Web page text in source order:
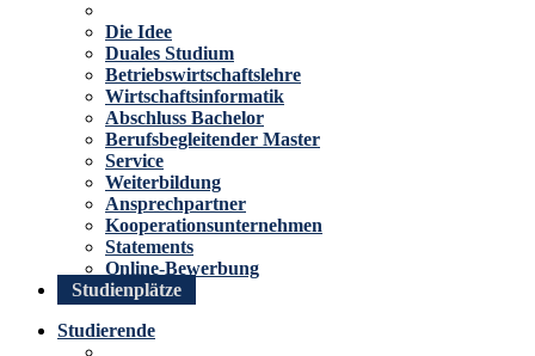
Die Idee
Duales Studium
Betriebswirtschaftslehre
Wirtschaftsinformatik
Abschluss Bachelor
Berufsbegleitender Master
Service
Weiterbildung
Ansprechpartner
Kooperationsunternehmen
Statements
Online-Bewerbung
Studienplätze
Studierende